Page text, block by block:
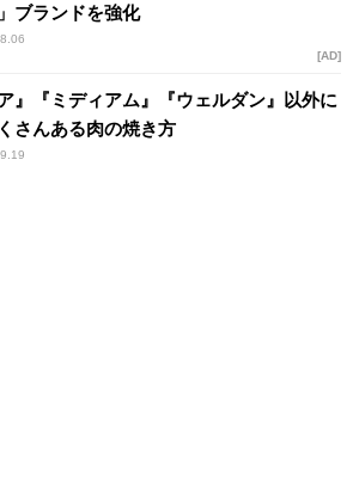
ブランドを強化
AD
ア』『ミディアム』『ウェルダン』以外に
さんある肉の焼き方